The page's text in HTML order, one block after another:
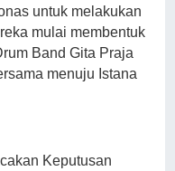
untuk melakukan
mulai membentuk
Band Gita Praja
menuju Istana
Keputusan